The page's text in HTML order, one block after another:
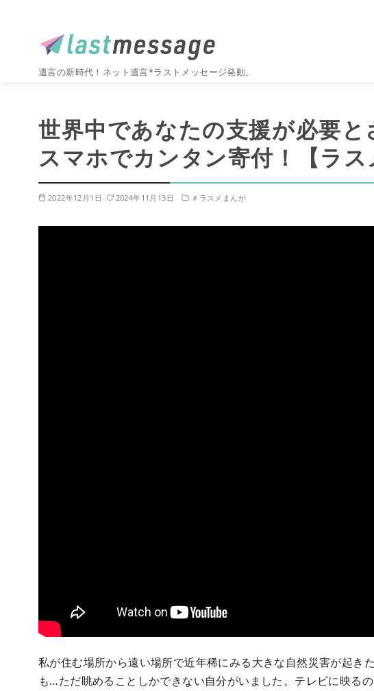
遺言の新時代！ネット遺言*ラストメッセージ発動。
世界中であなたの支援が必要と
スマホでカンタン寄付！【ラ
2022年12月1日 2024年11月13日 ＃ラスメまんが
私が住む場所から遠い場所で近年稀にみる大きな自然災害が起き
も…ただ眺めることしかできない自分がいました。テレビに映る